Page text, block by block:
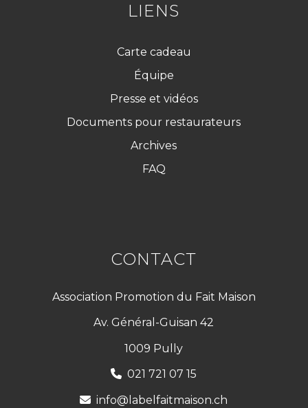
LIENS
Carte cadeau
Équipe
Presse et vidéos
Documents pour restaurateurs
Archives
FAQ
CONTACT
Association Promotion du Fait Maison
Av. Général-Guisan 42
1009 Pully
021 721 07 15
info@labelfaitmaison.ch